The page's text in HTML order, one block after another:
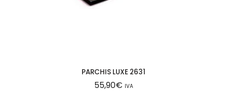
PARCHIS LUXE 2631
55,90€ IVA